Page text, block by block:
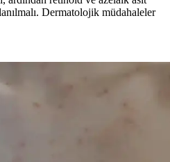
Dermatolojik müdahaleler